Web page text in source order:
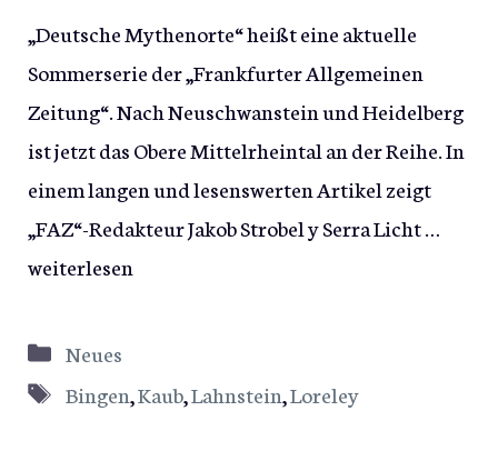
„Deutsche Mythenorte“ heißt eine aktuelle
Sommerserie der „Frankfurter Allgemeinen
Zeitung“. Nach Neuschwanstein und Heidelberg
ist jetzt das Obere Mittelrheintal an der Reihe. In
einem langen und lesenswerten Artikel zeigt
„FAZ“-Redakteur Jakob Strobel y Serra Licht …
weiterlesen
Kategorien
Neues
Schlagwörter
Bingen,Kaub,Lahnstein,Loreley